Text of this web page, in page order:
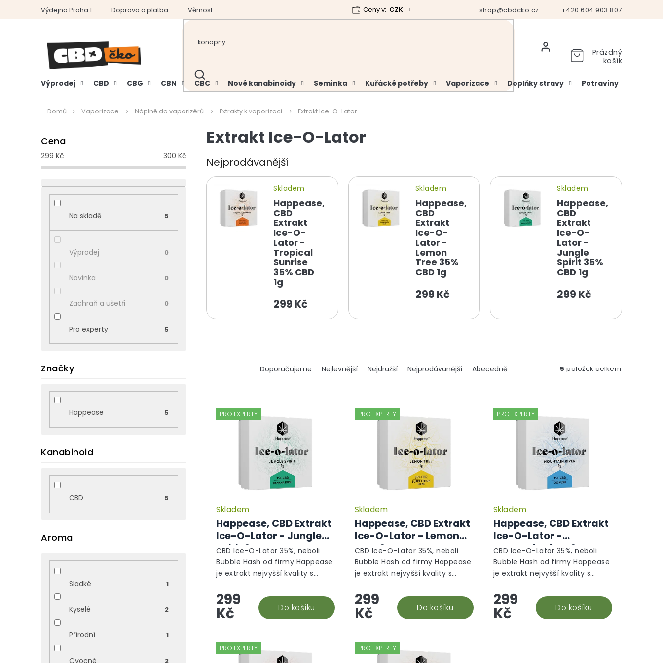
+420 604 903 807
shop@cbdcko.cz
Výdejna Praha 1 Doprava a platba Věrnostní program Analýzy a certifikáty Hodnocení obchodu Vrácení a reklamace
Ceny v: CZK
HLEDAT
Prázdný
košík
Výprodej CBD CBG CBN CBC Nové kanabinoidy Semínka Kuřácké potřeby Vaporizace Doplňky stravy Potraviny
Domů Vaporizace Náplně do vaporizérů Extrakty k vaporizaci Extrakt Ice-O-Lator
o
s
t
r
a
Cena
299 Kč 300 Kč
Na skladě 5
Výprodej 0
Novinka 0
Zachraň a ušetři 0
Pro experty 5
Značky
Happease 5
Kanabinoid
CBD 5
Aroma
Sladké 1
Kyselé 2
Přírodní 1
Ovocné 2
Extrakt Ice-O-Lator
Nejprodávanější
Happease,
CBD
Extrakt
Ice-O-
Lator -
Tropical
Sunrise
35% CBD
1g
Skladem
299 Kč
Happease,
CBD
Extrakt
Ice-O-
Lator -
Lemon
Tree 35%
CBD 1g
Skladem
299 Kč
Happease,
CBD
Extrakt
Ice-O-
Lator -
Jungle
Spirit 35%
CBD 1g
Skladem
299 Kč
Ř
a
n
í
o
t
Doporučujeme Nejlevnější Nejdražší Nejprodávanější Abecedně 5 položek celkem
PRO EXPERTY
Happease, CBD Extrakt
Ice-O-Lator - Jungle
Spirit 35% CBD 1g
Skladem
299
Kč Do košíku
CBD Ice-O-Lator 35%, neboli
Bubble Hash od firmy Happease
je extrakt nejvyšší kvality s
míru tak, aby dohromady tvořili
naprosto harmonický...
PRO EXPERTY
Happease, CBD Extrakt
Ice-O-Lator - Lemon
Tree 35% CBD 1g
Skladem
299
Kč Do košíku
CBD Ice-O-Lator 35%, neboli
Bubble Hash od firmy Happease
je extrakt nejvyšší kvality s
míru tak, aby dohromady tvořili
naprosto harmonický...
PRO EXPERTY
Happease, CBD Extrakt
Ice-O-Lator -
Mountain River 35%
CBD 1g
Skladem
299
Kč Do košíku
CBD Ice-O-Lator 35%, neboli
Bubble Hash od firmy Happease
je extrakt nejvyšší kvality s
míru tak, aby dohromady tvořili
naprosto harmonický...
PRO EXPERTY PRO EXPERTY